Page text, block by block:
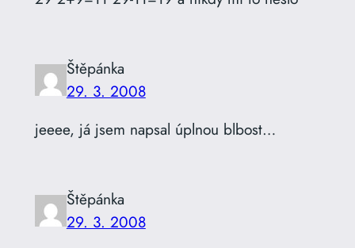
Štěpánka
29. 3. 2008
jeeee, já jsem napsal úplnou blbost…
Štěpánka
29. 3. 2008